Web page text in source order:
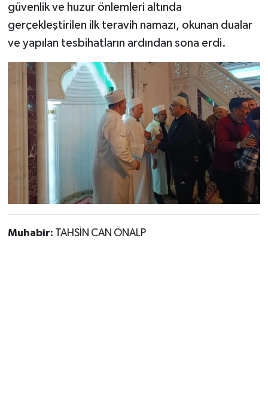
güvenlik ve huzur önlemleri altında
gerçekleştirilen ilk teravih namazı, okunan dualar
ve yapılan tesbihatların ardından sona erdi.
Muhabir: TAHSİN CAN ÖNALP